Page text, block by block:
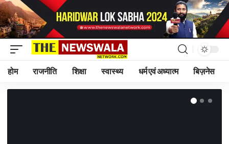
होम राजनीति शिक्षा स्वास्थ्य धर्म एवं अध्यात्म बिज़नेस